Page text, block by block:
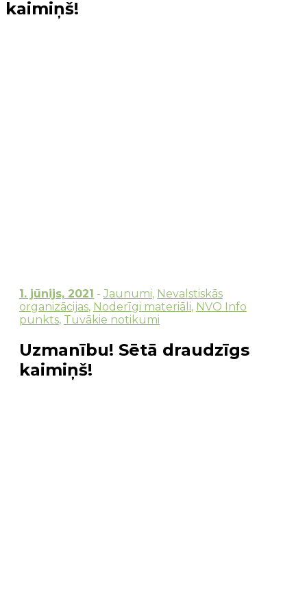
kaimiņš!
1. jūnijs, 2021 - Jaunumi, Nevalstiskās
organizācijas, Noderīgi materiāli, NVO Info
punkts, Tuvākie notikumi
Uzmanību! Sētā draudzīgs
kaimiņš!